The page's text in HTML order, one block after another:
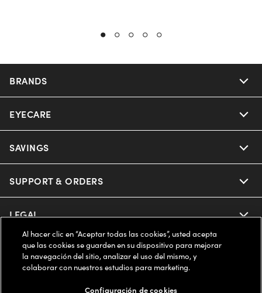
BRANDS
Nuance Audio
Ray-Ban
Oakley
Oakley Meta
Miu Miu
EYECARE
Our Eyeglasses
Our Sunglasses
Our Contact Lenses
Ray-Ban | Meta
Oakley Meta
SAVINGS
Offers & Discount
Insurance
FSA & HSA
CareCredit Credit Card
SUPPORT & ORDERS
Help Center
Online Order Status
LEGAL
Privacy Policy
COMPANY INFO
Al hacer clic en “Aceptar todas las cookies”, usted acepta
que las cookies se guarden en su dispositivo para mejorar
la navegación del sitio, analizar el uso del mismo, y
colaborar con nuestros estudios para marketing.
Configuración de cookies